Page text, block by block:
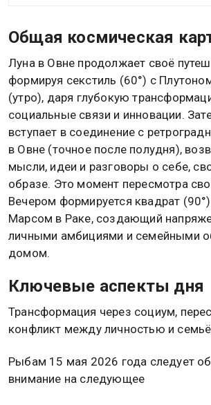
Общая космическая
Луна в Овне продолжает своё
формируя секстиль (60°) с
(утро), даря глубокую
социальные связи и инновации.
вступает в соединение с
в Овне (точное после полудня),
мысли, идеи и разговоры о себе,
образе. Это момент пересмотра
Вечером формируется квадрат
Марсом в Раке, создающий
личными амбициями и семейными
домом.
Ключевые аспекты дня
Трансформация через социум,
конфликт между личностью и
Рыбам 15 мая 2026 года следует
внимание на следующее